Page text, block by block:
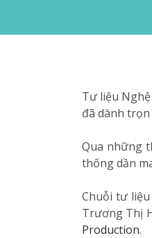
Tư liệu
đã dành
Qua những
thống dần
Chuỗi tư
Trương Thị
Production.